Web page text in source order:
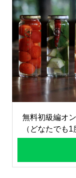
無料初級編オ
（どなたでも